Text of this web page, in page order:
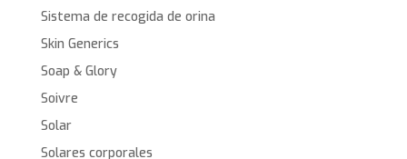
Sistema de recogida de orina
Skin Generics
Soap & Glory
Soivre
Solar
Solares corporales